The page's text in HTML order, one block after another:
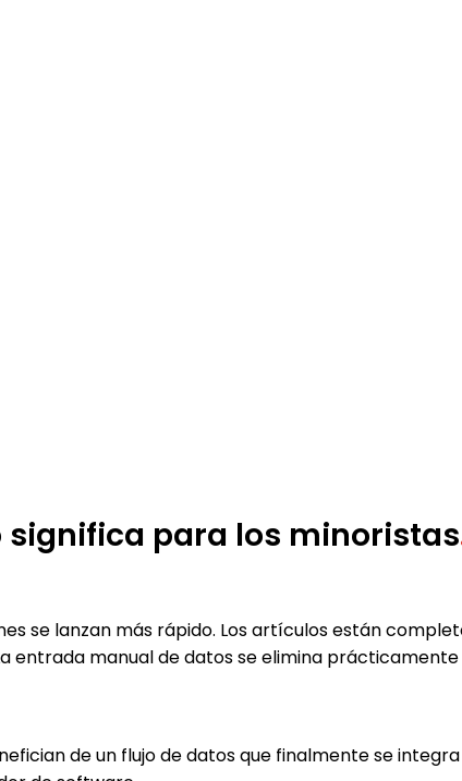
significa para los minoristas
se lanzan más rápido. Los artículos están
entrada manual de datos se elimina prácticamente
de un flujo de datos que finalmente se